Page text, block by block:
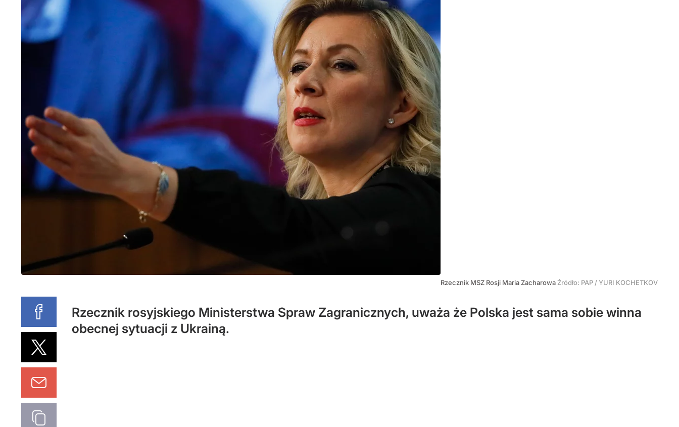
Rzecznik MSZ Rosji Maria Zacharowa Źródło: PAP /YURI KOCHETKOV
Rzecznik rosyjskiego Ministerstwa Spraw Zagranicznych, uważa że Polska jest sama sobie winna
obecnej sytuacji z Ukrainą.